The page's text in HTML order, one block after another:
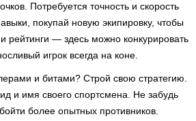
Потребуется точность и скорость
покупай новую экипировку, чтобы
рейтинги — здесь можно конкурировать
игрок всегда на коне.
и битами? Строй свою стратегию.
и имя своего спортсмена. Не забудь
более опытных противников.